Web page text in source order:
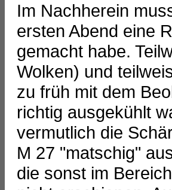
Im Nachherein
ersten Abend eine
gemacht habe.
Wolken) und
zu früh mit dem
richtig ausgekühlt
vermutlich die
M 27 "matschig"
die sonst im